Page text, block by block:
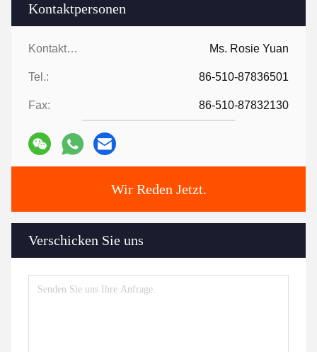
Kontaktpersonen
Kontaktpersonen: Ms. Rosie Yuan
Tel.: 86-510-87836501
Fax: 86-510-87832130
Wir Reden Jetzt.
Verschicken Sie uns